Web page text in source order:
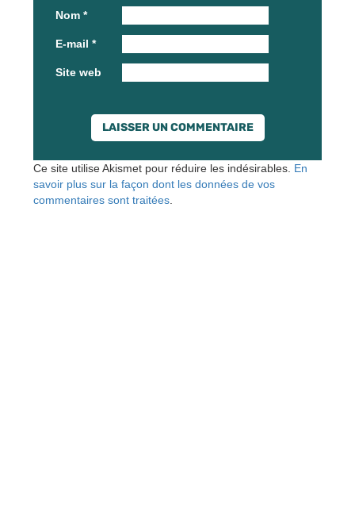
Nom *
E-mail *
Site web
Ce site utilise Akismet pour réduire les indésirables. En
savoir plus sur la façon dont les données de vos
commentaires sont traitées